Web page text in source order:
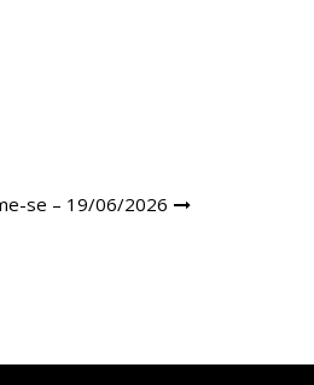
se – 19/06/2026